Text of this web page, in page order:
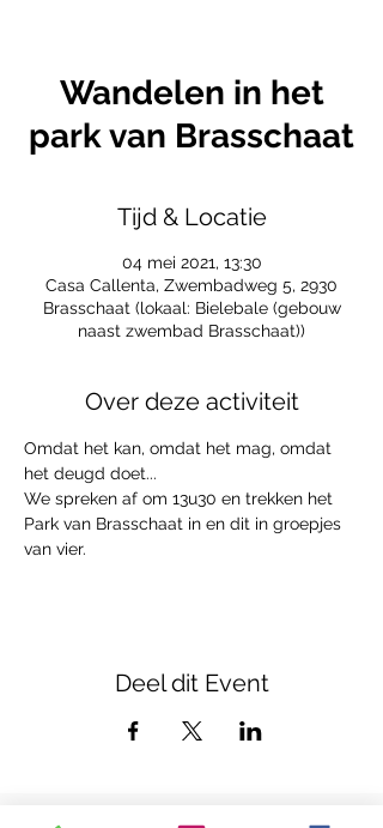
Wandelen in het
park van Brasschaat
Tijd & Locatie
04 mei 2021, 13:30
Casa Callenta, Zwembadweg 5, 2930
Brasschaat (lokaal: Bielebale (gebouw
naast zwembad Brasschaat))
Over deze activiteit
Omdat het kan, omdat het mag, omdat
het deugd doet...
We spreken af om 13u30 en trekken het
Park van Brasschaat in en dit in groepjes
van vier.
Deel dit Event